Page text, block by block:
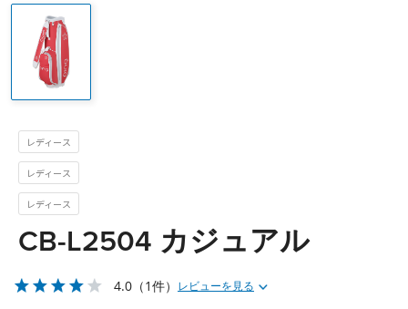
CB-L2504 カジュアル
レディース
レディース
レディース
4.0 （1件） レビューを見る